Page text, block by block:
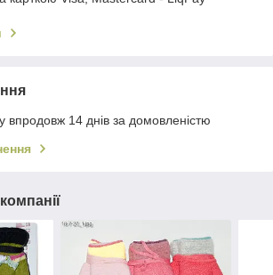
впродовж 14 днів за домовленістю